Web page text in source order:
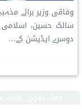
وفاقی وزیر برائے
سالک حسین،
دوسرے ایڈیشن کے…